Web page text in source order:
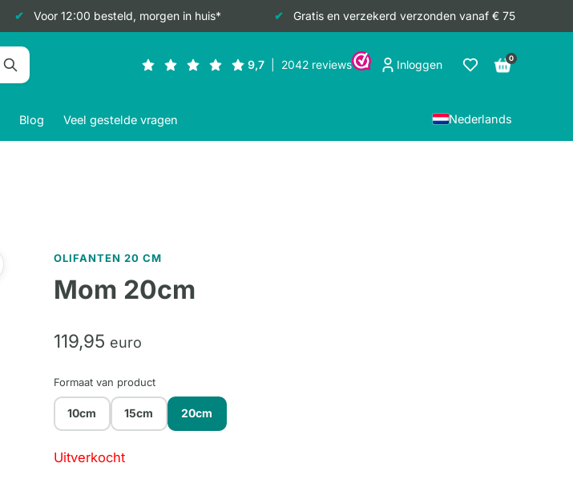
Voor 12:00 besteld, morgen in huis* Gratis en verzekerd verzonden vanaf € 75
Inloggen 0
Blog Veel gestelde vragen Nederlands
OLIFANTEN 20 CM
Mom 20cm
119,95 euro
Formaat van product
10cm 15cm 20cm
Uitverkocht